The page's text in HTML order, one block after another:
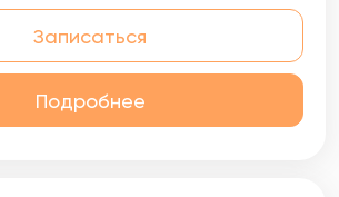
Записаться
Подробнее